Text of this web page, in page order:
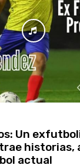
Un
historias,
actual